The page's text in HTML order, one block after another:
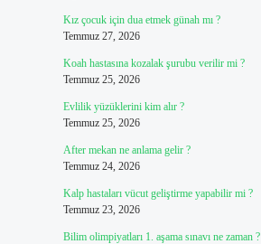
Kız çocuk için dua etmek günah mı ?
Temmuz 27, 2026
Koah hastasına kozalak şurubu verilir mi ?
Temmuz 25, 2026
Evlilik yüzüklerini kim alır ?
Temmuz 25, 2026
After mekan ne anlama gelir ?
Temmuz 24, 2026
Kalp hastaları vücut geliştirme yapabilir mi ?
Temmuz 23, 2026
Bilim olimpiyatları 1. aşama sınavı ne zaman ?